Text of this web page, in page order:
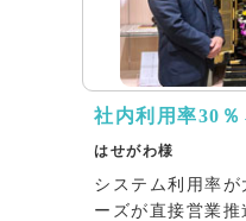
社内利用率30
はせがわ様
システム利用率
ーズが直接営業